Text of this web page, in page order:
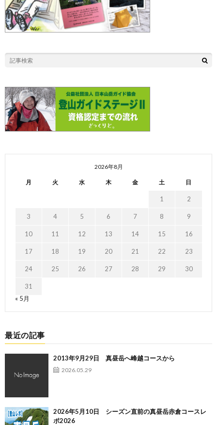
2026年8月
月 火 水 木 金 土 日
1 2
3 4 5 6 7 8 9
10 11 12 13 14 15 16
17 18 19 20 21 22 23
24 25 26 27 28 29 30
31
« 5月
最近の記事
2013年9月29日 真昼岳へ峰越コースから
2026.05.29
2026年5月10日 シーズン直前の真昼岳赤倉コースレ
ポ2026